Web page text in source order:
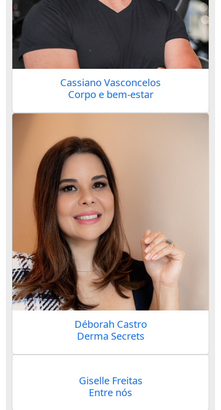
Cassiano Vasconcelos
Corpo e bem-estar
Déborah Castro
Derma Secrets
Giselle Freitas
Entre nós